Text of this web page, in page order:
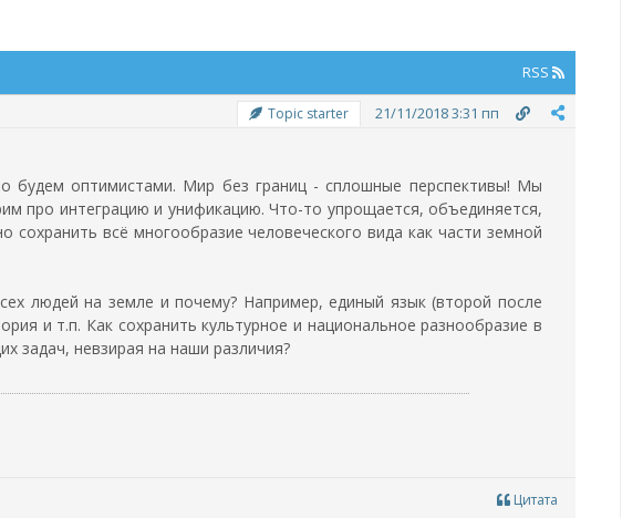
RSS
Topic starter 21/11/2018 3:31 пп
будем оптимистами. Мир без границ - сплошные перспективы! Мы
про интеграцию и унификацию. Что-то упрощается, объединяется,
всё многообразие человеческого вида как части земной
людей на земле и почему? Например, единый язык (второй после
и т.п. Как сохранить культурное и национальное разнообразие в
задач, невзирая на наши различия?
Цитата